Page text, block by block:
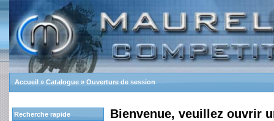
Accueil » Catalogue » Ouverture de session
Bienvenue, veuillez ouvrir
Recherche rapide